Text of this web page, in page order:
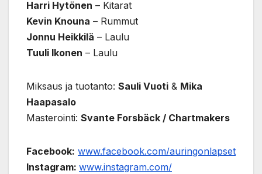
Harri Hytönen – Kitarat
Kevin Knouna – Rummut
Jonnu Heikkilä – Laulu
Tuuli Ikonen – Laulu
Miksaus ja tuotanto: Sauli Vuoti & Mika
Haapasalo
Masterointi: Svante Forsbäck / Chartmakers
Facebook: www.facebook.com/auringonlapset
Instagram: www.instagram.com/